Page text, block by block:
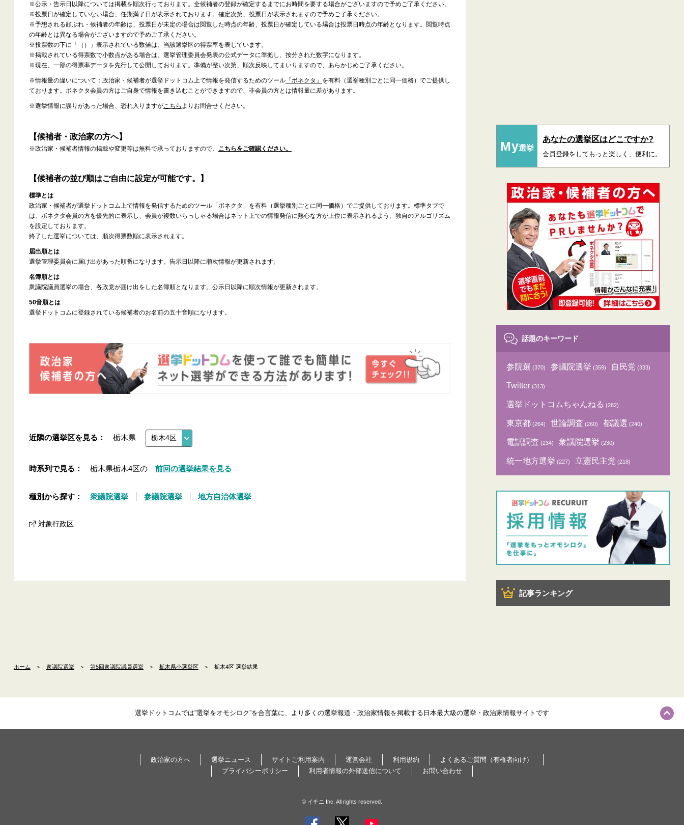
※公示・告示日以降については掲載を順次行っております。全候補者の登録が確定するまでにお時間を要する場合がございますので予めご了承ください。
※投票日が確定していない場合、任期満了日が表示されております。確定次第、投票日が表示されますので予めご了承ください。
※予想される顔ぶれ・候補者の年齢は、投票日が未定の場合は閲覧した時点の年齢、投票日が確定している場合は投票日時点の年齢となります。閲覧時点
の年齢とは異なる場合がございますので予めご了承ください。
※投票数の下に「（）」表示されている数値は、当該選挙区の得票率を表しています。
※掲載されている得票数で小数点がある場合は、選挙管理委員会発表の公式データに準拠し、按分された数字になります。
※現在、一部の得票率データを先行して公開しております。準備が整い次第、順次反映してまいりますので、あらかじめご了承ください。
※情報量の違いについて：政治家・候補者が選挙ドットコム上で情報を発信するためのツール「ボネクタ」 を有料（選挙種別ごとに同一価格）でご提供し
ております。ボネクタ会員の方はご自身で情報を書き込むことができますので、非会員の方とは情報量に差があります。
※選挙情報に誤りがあった場合、恐れ入りますがこちら よりお問合せください。
【候補者・政治家の方へ】
※政治家・候補者情報の掲載や変更等は無料で承っておりますので、 こちらをご確認ください。
【候補者の並び順はご自由に設定が可能です。】
標準とは
政治家・候補者が選挙ドットコム上で情報を発信するためのツール「ボネクタ」を有料（選挙種別ごとに同一価格）でご提供しております。標準タブで
は、ボネクタ会員の方を優先的に表示し、会員が複数いらっしゃる場合はネット上での情報発信に熱心な方が上位に表示されるよう、独自のアルゴリズム
を設定しております。
終了した選挙については、順次得票数順に表示されます。
届出順とは
選挙管理委員会に届け出があった順番になります。告示日以降に順次情報が更新されます。
名簿順とは
衆議院議員選挙の場合、各政党が届け出をした名簿順となります。公示日以降に順次情報が更新されます。
50音順とは
選挙ドットコムに登録されている候補者のお名前の五十音順になります。
近隣の選挙区を見る： 栃木県
時系列で見る： 栃木県栃木4区の 前回の選挙結果を見る
種別から探す： 衆議院選挙 参議院選挙 地方自治体選挙
対象行政区
My選挙
あなたの選挙区はどこですか?
会員登録をしてもっと楽しく、便利に。
話題のキーワード
参院選 (370) 参議院選挙 (359) 自民党 (333)
Twitter (313)
選挙ドットコムちゃんねる (282)
東京都 (264) 世論調査 (260) 都議選 (240)
電話調査 (234) 衆議院選挙 (230)
統一地方選挙 (227) 立憲民主党 (218)
記事ランキング
ホーム ＞ 衆議院選挙 ＞ 第5回衆議院議員選挙 ＞ 栃木県小選挙区 ＞ 栃木4区 選挙結果
選挙ドットコムでは”選挙をオモシロク”を合言葉に、より多くの選挙報道・政治家情報を掲載する日本最大級の選挙・政治家情報サイトです
政治家の方へ 選挙ニュース サイトご利用案内 運営会社 利用規約
よくあるご質問（有権者向け）
プライバシーポリシー
利用者情報の外部送信について お問い合わせ
© イチニ Inc. All rights reserved.